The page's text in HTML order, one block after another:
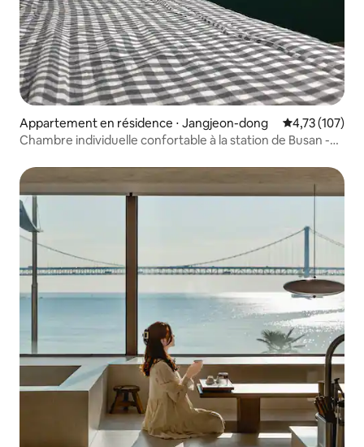
Appartement en résidence ⋅ Jangjeon-dong Évaluation
4,73 (107)
Chambre individuelle confortable à la station de Busan -